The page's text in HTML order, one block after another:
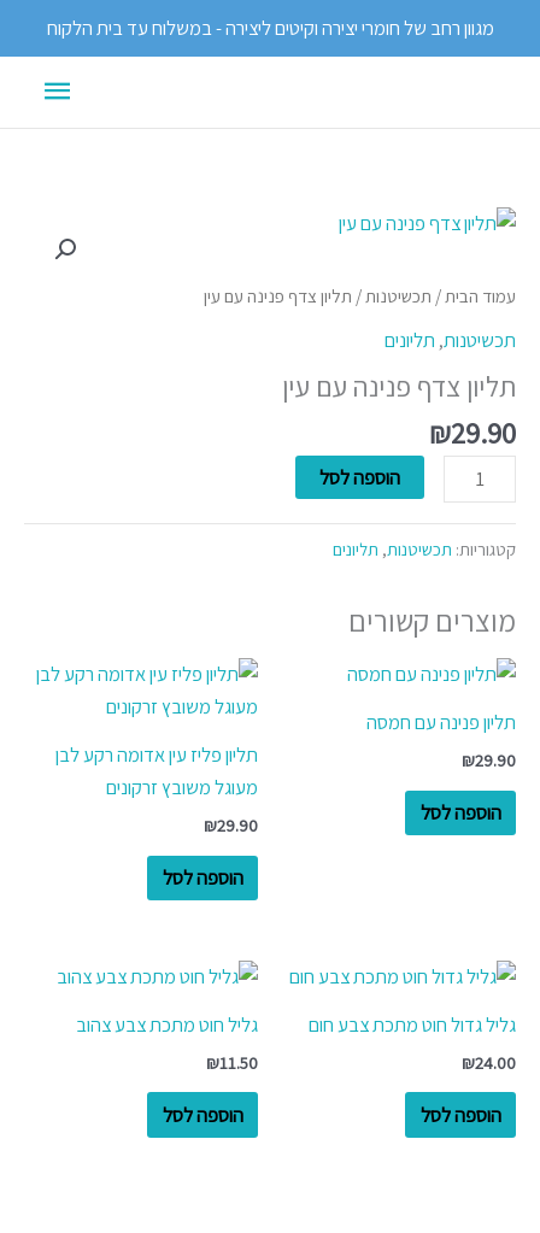
מגוון רחב של חומרי יצירה וקיטים ליצירה - במשלוח עד בית הלקוח
עמוד הבית/ תכשיטנות/ תליון צדף פנינה עם עין
תכשיטנות, תליונים
תליון צדף פנינה עם עין
₪29.90
כמות
תליון
פנינה
עם
עין
הוספה לסל
קטגוריות: תכשיטנות, תליונים
מוצרים קשורים
תליון פנינה עם חמסה
₪29.90
הוספה לסל
תליון פליז עין אדומה רקע לבן
מעוגל משובץ זרקונים
₪29.90
הוספה לסל
גליל גדול חוט מתכת צבע חום
₪24.00
הוספה לסל
גליל חוט מתכת צבע צהוב
₪11.50
הוספה לסל